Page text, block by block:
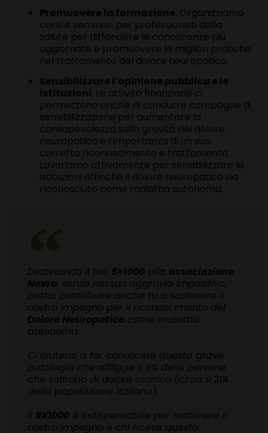
Promuovere la formazione: Organizziamo
corsi e seminari per professionisti della
salute per diffondere le conoscenze più
aggiornate e promuovere le migliori pratiche
nel trattamento del dolore neuropatico.
Sensibilizzare l’opinione pubblica e le
istituzioni: Le attività finanziarie ci
permettono anche di condurre campagne di
sensibilizzazione per aumentare la
consapevolezza sulla gravità del dolore
neuropatico e l’importanza di un suo
corretto riconoscimento e trattamento.
Lavoriamo attivamente per sensibilizzare le
istituzioni affinché il dolore neuropatico sia
riconosciuto come malattia autonoma.
Destinando il tuo 5×1000 alla associazione
Nevra, senza nessun aggravio impositivo,
potrai contribuire anche tu a sostenere il
nostro impegno per il riconoscimento del
Dolore Neuropatico come malattia
autonoma.
Ci aiuterai a far conoscere questa grave
patologia che affligge il 9% delle persone
che soffrono di dolore cronico (circa il 21%
della popolazione italiana).
Il 5X1000 è indispensabile per sostenere il
nostro impegno e chi riceve questo